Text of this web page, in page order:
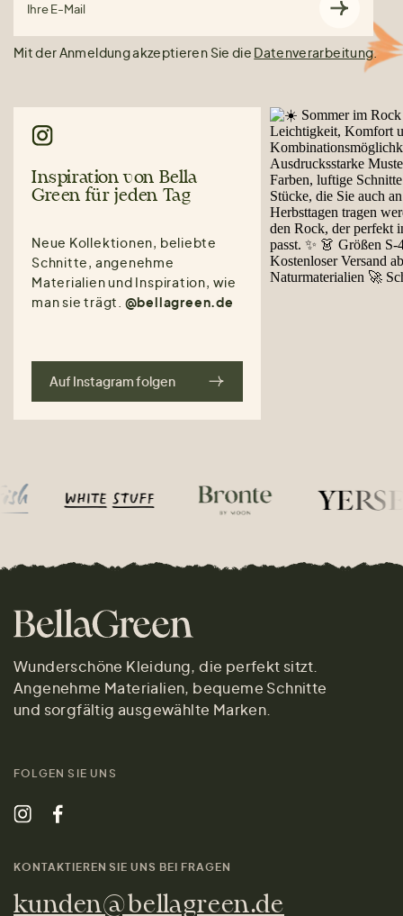
Ihre E-Mail
Mit der Anmeldung akzeptieren Sie die Datenverarbeitung.
Inspiration von Bella
Green für jeden Tag
Neue Kollektionen, beliebte
Schnitte, angenehme
Materialien und Inspiration, wie
man sie trägt. @bellagreen.de
Auf Instagram folgen
Wunderschöne Kleidung, die perfekt sitzt.
Angenehme Materialien, bequeme Schnitte
und sorgfältig ausgewählte Marken.
FOLGEN SIE UNS
KONTAKTIEREN SIE UNS BEI FRAGEN
kunden@bellagreen.de